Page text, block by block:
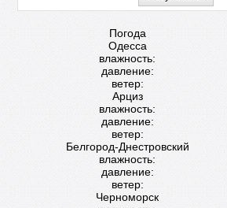
Погода
Одесса
влажность:
давление:
ветер:
Арциз
влажность:
давление:
ветер:
Белгород-Днестровский
влажность:
давление:
ветер:
Черноморск